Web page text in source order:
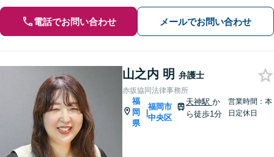
電話でお問い合わせ メールでお問い合わせ
山之内 明 弁護士
赤坂協同法律事務所
福
岡
県
|
福岡市
中央区
天神駅 か
ら徒歩1分
営業時間：本
日定休日